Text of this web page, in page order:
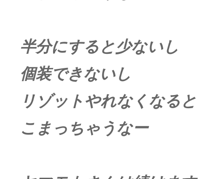
半分にすると少ないし
個装できないし
リゾットやれなくなると
こまっちゃうなー